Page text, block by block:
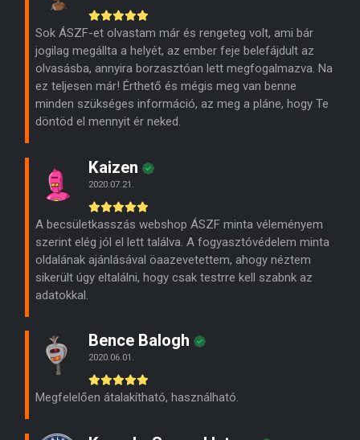
Sok ÁSZF-et olvastam már és rengeteg volt, ami bár
jogilag megállta a helyét, az ember feje belefájdult az
olvasásba, annyira borzasztóan lett megfogalmazva. Na
ez teljesen már! Érthető és mégis meg van benne
minden szükséges információ, az meg a pláne, hogy Te
döntöd el mennyit ér neked.
Kaizen
2020.07.21.
A becsületkasszás webshop ÁSZF minta véleményem
szerint elég jól el lett találva. A fogyasztóvédelem minta
oldalának ajánlásával öaazevetettem, ahogy néztem
sikerült úgy eltalálni, hogy csak testrre kell szabnk az
adatokkal.
Bence Balogh
2020.06.01.
Megfelelően átalakítható, használható.